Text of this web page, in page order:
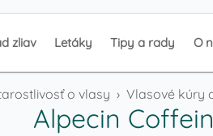
zliav Letáky Tipy a rady O
o vlasy › Vlasové kúry
Alpecin